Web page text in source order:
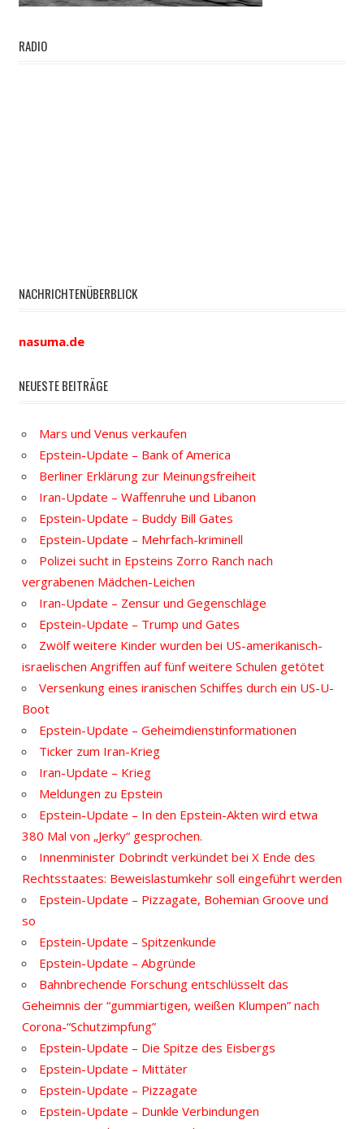
RADIO
NACHRICHTENÜBERBLICK
nasuma.de
NEUESTE BEITRÄGE
Mars und Venus verkaufen
Epstein-Update – Bank of America
Berliner Erklärung zur Meinungsfreiheit
Iran-Update – Waffenruhe und Libanon
Epstein-Update – Buddy Bill Gates
Epstein-Update – Mehrfach-kriminell
Polizei sucht in Epsteins Zorro Ranch nach
vergrabenen Mädchen-Leichen
Iran-Update – Zensur und Gegenschläge
Epstein-Update – Trump und Gates
Zwölf weitere Kinder wurden bei US-amerikanisch-
israelischen Angriffen auf fünf weitere Schulen getötet
Versenkung eines iranischen Schiffes durch ein US-U-
Boot
Epstein-Update – Geheimdienstinformationen
Ticker zum Iran-Krieg
Iran-Update – Krieg
Meldungen zu Epstein
Epstein-Update – In den Epstein-Akten wird etwa
380 Mal von „Jerky“ gesprochen.
Innenminister Dobrindt verkündet bei X Ende des
Rechtsstaates: Beweislastumkehr soll eingeführt werden
Epstein-Update – Pizzagate, Bohemian Groove und
so
Epstein-Update – Spitzenkunde
Epstein-Update – Abgründe
Bahnbrechende Forschung entschlüsselt das
Geheimnis der “gummiartigen, weißen Klumpen” nach
Corona-“Schutzimpfung”
Epstein-Update – Die Spitze des Eisbergs
Epstein-Update – Mittäter
Epstein-Update – Pizzagate
Epstein-Update – Dunkle Verbindungen